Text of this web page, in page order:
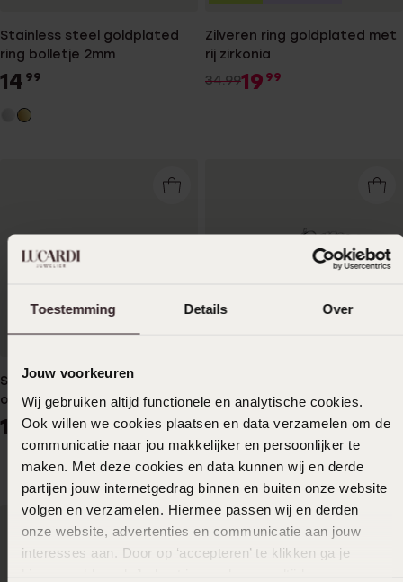
Toestemming Details Over
Jouw voorkeuren
Wij gebruiken altijd functionele en analytische cookies.
Ook willen we cookies plaatsen en data verzamelen om de
communicatie naar jou makkelijker en persoonlijker te
maken. Met deze cookies en data kunnen wij en derde
partijen jouw internetgedrag binnen en buiten onze website
volgen en verzamelen. Hiermee passen wij en derden
onze website, advertenties en communicatie aan jouw
interesses aan. Door op ‘accepteren’ te klikken ga je
Stainless steel goldplated
ring bolletje 2mm
14 99
Zilveren ring goldplated met
rij zirkonia
34.9919 99
Stainless steel goldplated
oorringen 15mm voor dames
1299
koord 2,5mm
9 99